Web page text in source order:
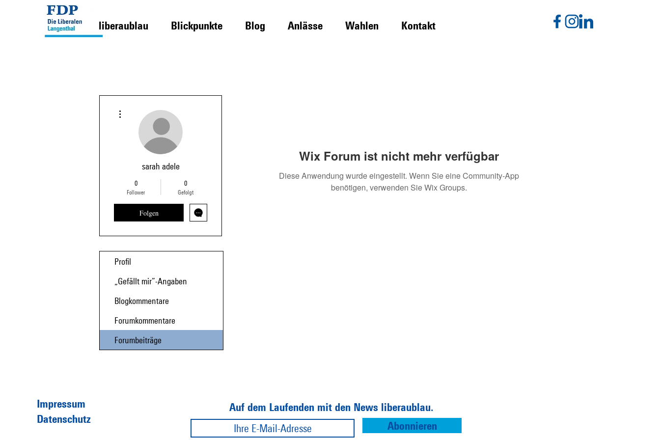
liberaublau Blickpunkte Blog Anlässe Wahlen Kontakt
Wix Forum ist nicht mehr verfügbar
Diese Anwendung wurde eingestellt. Wenn Sie eine Community-App
benötigen, verwenden Sie Wix Groups.
sarah adele
0
Follower
0
Gefolgt
Folgen
Profil
„Gefällt mir”-Angaben
Blogkommentare
Forumkommentare
Forumbeiträge
Impressum
Datenschutz
Auf dem Laufenden mit den News liberaublau.
Abonnieren